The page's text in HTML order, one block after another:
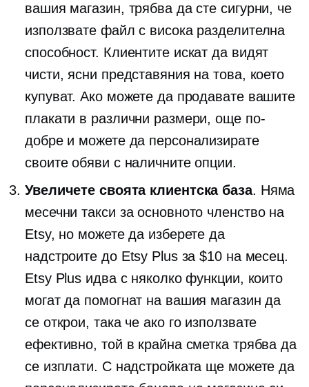
вашия магазин, трябва да сте сигурни, че
използвате файл с висока разделителна
способност. Клиентите искат да видят
чисти, ясни представяния на това, което
купуват. Ако можете да продавате вашите
плакати в различни размери, още по-
добре и можете да персонализирате
своите обяви с наличните опции.
Увеличете своята клиентска база. Няма
месечни такси за основното членство на
Etsy, но можете да изберете да
надстроите до Etsy Plus за $10 на месец.
Etsy Plus идва с няколко функции, които
могат да помогнат на вашия магазин да
се открои, така че ако го използвате
ефективно, той в крайна сметка трябва да
се изплати. С надстройката ще можете да